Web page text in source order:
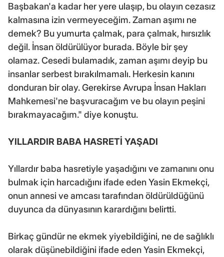
Başbakan'a kadar her yere ulaşıp, bu olayın cezasız
kalmasına izin vermeyeceğim. Zaman aşımı ne
demek? Bu yumurta çalmak, para çalmak, hırsızlık
değil. İnsan öldürülüyor burada. Böyle bir şey
olamaz. Cesedi bulamadık, zaman aşımı deyip bu
insanlar serbest bırakılmamalı. Herkesin kanını
donduran bir olay. Gerekirse Avrupa İnsan Hakları
Mahkemesi'ne başvuracağım ve bu olayın peşini
bırakmayacağım." diye konuştu.
YILLARDIR BABA HASRETİ YAŞADI
Yıllardır baba hasretiyle yaşadığını ve zamanını onu
bulmak için harcadığını ifade eden Yasin Ekmekçi,
onun annesi ve amcası tarafından öldürüldüğünü
duyunca da dünyasının karardığını belirtti.
Birkaç gündür ne ekmek yiyebildiğini, ne de sağlıklı
olarak düşünebildiğini ifade eden Yasin Ekmekçi,